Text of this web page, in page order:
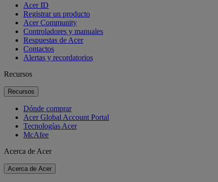
Acer ID
Registrar un producto
Acer Community
Controladores y manuales
Respuestas de Acer
Contactos
Alertas y recordatorios
Recursos
Recursos
Dónde comprar
Acer Global Account Portal
Tecnologías Acer
McAfee
Acerca de Acer
Acerca de Acer